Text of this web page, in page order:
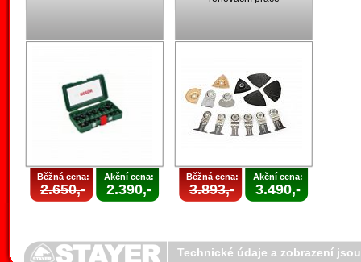
Běžná cena:
2.650,-
Akční cena:
2.390,-
Běžná cena:
3.893,-
Akční cena:
3.490,-
Technické údaje a zobrazení